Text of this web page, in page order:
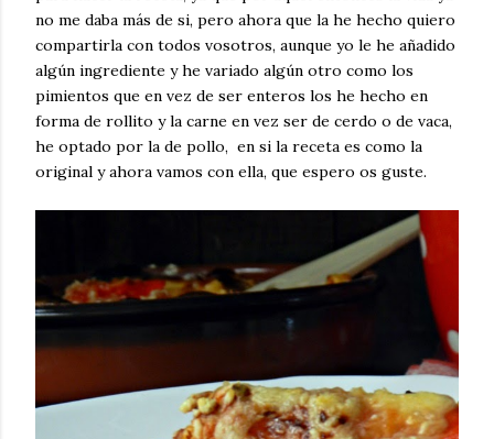
no me daba más de si, pero ahora que la he hecho quiero
compartirla con todos vosotros, aunque yo le he añadido
algún ingrediente y he variado algún otro como los
pimientos que en vez de ser enteros los he hecho en
forma de rollito y la carne en vez ser de cerdo o de vaca,
he optado por la de pollo, en si la receta es como la
original y ahora vamos con ella, que espero os guste.